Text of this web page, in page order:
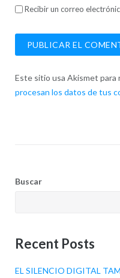
Recibir un correo
Este sitio usa Akismet para
procesan los datos de tus
Buscar
Recent Posts
EL SILENCIO DIGITAL